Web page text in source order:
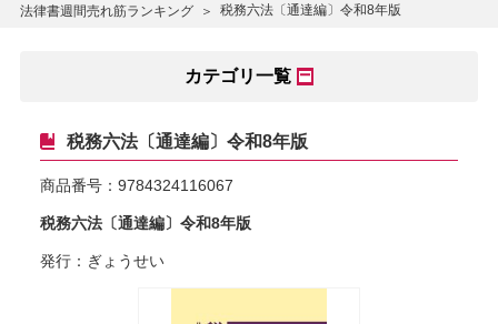
法律書週間売れ筋ランキング
税務六法〔通達編〕令和8年版
カテゴリ一覧
税務六法〔通達編〕令和8年版
商品番号： 9784324116067
税務六法〔通達編〕令和8年版
発行：ぎょうせい